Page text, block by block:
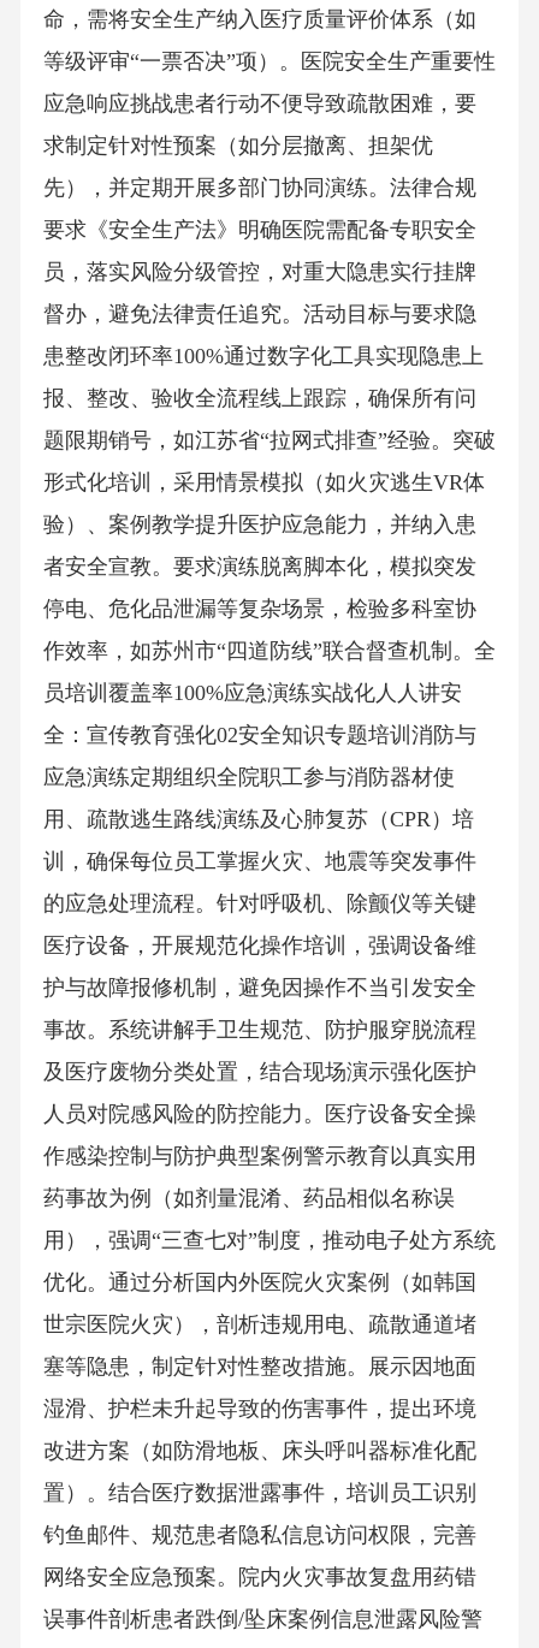
命，需将安全生产纳入医疗质量评价体系（如
等级评审“一票否决”项）。医院安全生产重要性
应急响应挑战患者行动不便导致疏散困难，要
求制定针对性预案（如分层撤离、担架优
先），并定期开展多部门协同演练。法律合规
要求《安全生产法》明确医院需配备专职安全
员，落实风险分级管控，对重大隐患实行挂牌
督办，避免法律责任追究。活动目标与要求隐
患整改闭环率100%通过数字化工具实现隐患上
报、整改、验收全流程线上跟踪，确保所有问
题限期销号，如江苏省“拉网式排查”经验。突破
形式化培训，采用情景模拟（如火灾逃生VR体
验）、案例教学提升医护应急能力，并纳入患
者安全宣教。要求演练脱离脚本化，模拟突发
停电、危化品泄漏等复杂场景，检验多科室协
作效率，如苏州市“四道防线”联合督查机制。全
员培训覆盖率100%应急演练实战化人人讲安
全：宣传教育强化02安全知识专题培训消防与
应急演练定期组织全院职工参与消防器材使
用、疏散逃生路线演练及心肺复苏（CPR）培
训，确保每位员工掌握火灾、地震等突发事件
的应急处理流程。针对呼吸机、除颤仪等关键
医疗设备，开展规范化操作培训，强调设备维
护与故障报修机制，避免因操作不当引发安全
事故。系统讲解手卫生规范、防护服穿脱流程
及医疗废物分类处置，结合现场演示强化医护
人员对院感风险的防控能力。医疗设备安全操
作感染控制与防护典型案例警示教育以真实用
药事故为例（如剂量混淆、药品相似名称误
用），强调“三查七对”制度，推动电子处方系统
优化。通过分析国内外医院火灾案例（如韩国
世宗医院火灾），剖析违规用电、疏散通道堵
塞等隐患，制定针对性整改措施。展示因地面
湿滑、护栏未升起导致的伤害事件，提出环境
改进方案（如防滑地板、床头呼叫器标准化配
置）。结合医疗数据泄露事件，培训员工识别
钓鱼邮件、规范患者隐私信息访问权限，完善
网络安全应急预案。院内火灾事故复盘用药错
误事件剖析患者跌倒/坠床案例信息泄露风险警